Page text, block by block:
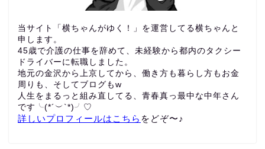
当サイト「横ちゃんがゆく！」を運営してる横ちゃんと
申します。
45歳で介護の仕事を辞めて、未経験から都内のタクシー
ドライバーに転職しました。
地元の金沢から上京してから、働き方も暮らし方もお金
周りも、 そしてブログもw
人生をまるっと組み直してる、青春真っ最中な中年さん
です╰(*´︶`*)╯♡
詳しいプロフィールはこちら をどぞ〜♪